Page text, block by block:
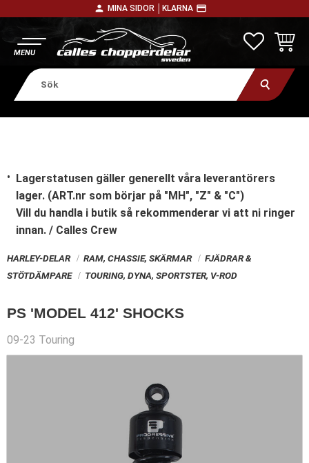
person MINA SIDOR │ KLARNA payment
Lagerstatusen gäller generellt våra leverantörers
lager. (ART.nr som börjar på "MH", "Z" & "C")
Vill du handla i butik så rekommenderar vi att ni ringer
innan. / Calles Crew
HARLEY-DELAR RAM, CHASSIE, SKÄRMAR
FJÄDRAR &
STÖTDÄMPARE
TOURING, DYNA, SPORTSTER, V-ROD
PS 'MODEL 412' SHOCKS
09-23 Touring